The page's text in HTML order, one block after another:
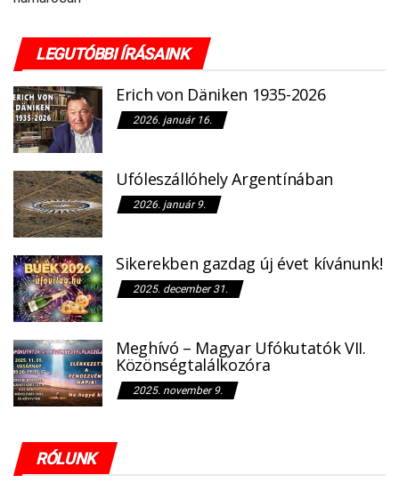
LEGUTÓBBI ÍRÁSAINK
Erich von Däniken 1935-2026
2026. január 16.
Ufóleszállóhely Argentínában
2026. január 9.
Sikerekben gazdag új évet kívánunk!
2025. december 31.
Meghívó – Magyar Ufókutatók VII.
Közönségtalálkozóra
2025. november 9.
RÓLUNK